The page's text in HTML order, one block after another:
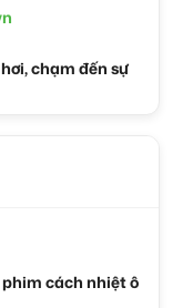
chạm đến sự
cách nhiệt ô